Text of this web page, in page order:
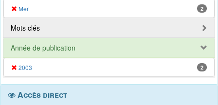
Mer 2
Mots clés
Année de publication
2003 2
Accès direct